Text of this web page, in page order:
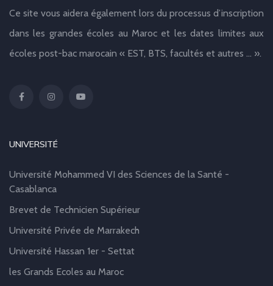
Ce site vous aidera également lors du processus d’inscription
dans les grandes écoles au Maroc et les dates limites aux
écoles post-bac marocain « EST, BTS, facultés et autres … ».
UNIVERSITÉ
Université Mohammed VI des Sciences de la Santé -
Casablanca
Brevet de Technicien Supérieur
Université Privée de Marrakech
Université Hassan 1er - Settat
les Grands Ecoles au Maroc